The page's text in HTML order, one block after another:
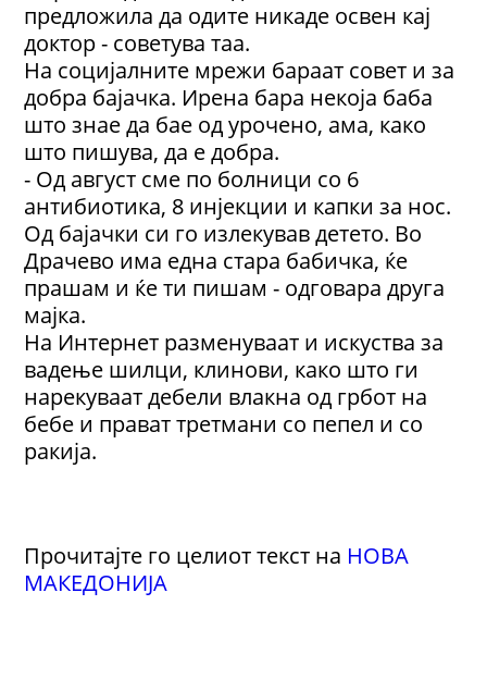
предложила да одите никаде освен кај
доктор - советува таа.
На социјалните мрежи бараат совет и за
добра бајачка. Ирена бара некоја баба
што знае да бае од урочено, ама, како
што пишува, да е добра.
- Од август сме по болници со 6
антибиотика, 8 инјекции и капки за нос.
Од бајачки си го излекував детето. Во
Драчево има една стара бабичка, ќе
прашам и ќе ти пишам - одговара друга
мајка.
На Интернет разменуваат и искуства за
вадење шилци, клинови, како што ги
нарекуваат дебели влакна од грбот на
бебе и прават третмани со пепел и со
ракија.
Прочитајте го целиот текст на НОВА
МАКЕДОНИЈА